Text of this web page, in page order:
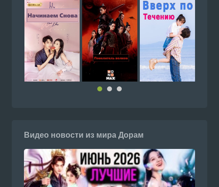
Видео новости из мира Дорам